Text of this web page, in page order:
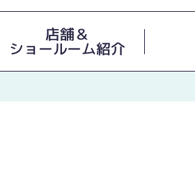
店舗＆
ショールーム紹介